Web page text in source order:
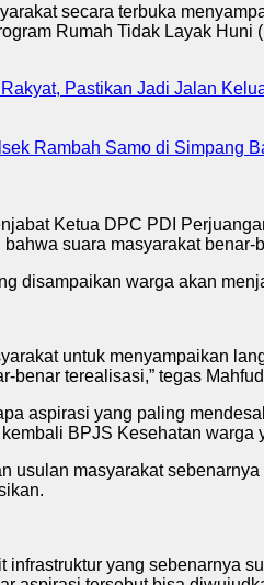
secara terbuka
Rumah Tidak Layak
Pastikan Jadi Jalan
Rambah Samo di Simpang
Ketua DPC PDI
suara masyarakat
disampaikan warga akan
untuk menyampaikan
benar terealisasi,” tegas
aspirasi yang paling
BPJS Kesehatan warga
usulan masyarakat
infrastruktur yang sebenarnya